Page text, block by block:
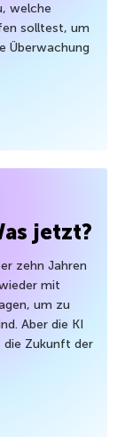
welche
solltest, um
Überwachung
jetzt?
zehn Jahren
mit
um zu
Aber die KI
die Zukunft der